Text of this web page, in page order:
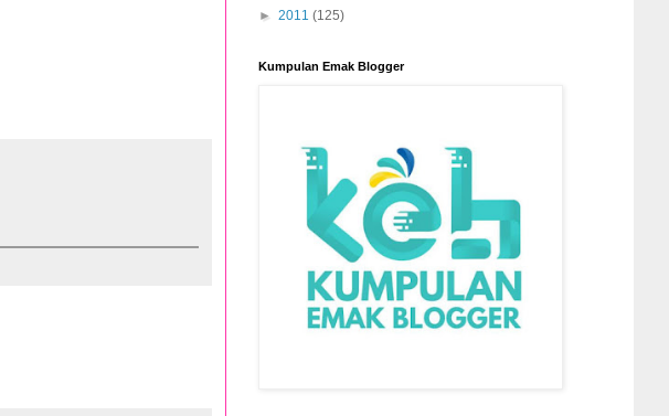
► 2011 (125)
Kumpulan Emak Blogger